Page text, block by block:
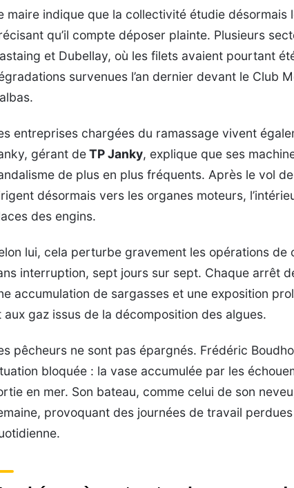
maire indique que la collectivité étudie désormais
qu’il compte déposer plainte. Plusieurs
et Dubellay, où les filets avaient pourtant
survenues l’an dernier devant le Club
entreprises chargées du ramassage vivent
gérant deTP Janky, explique que ses
de plus en plus fréquents. Après le vol
désormais vers les organes moteurs,
des engins.
lui, cela perturbe gravement les opérations
interruption, sept jours sur sept. Chaque arrêt
accumulation de sargasses et une exposition
aux gaz issus de la décomposition des algues.
pêcheurs ne sont pas épargnés. Frédéric
bloquée : la vase accumulée par les
en mer. Son bateau, comme celui de son
provoquant des journées de travail